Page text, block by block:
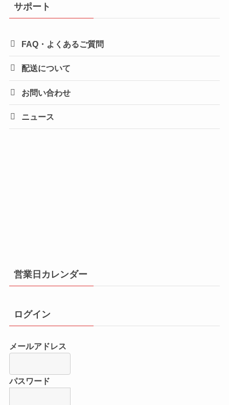
サポート
FAQ・よくあるご質問
配送について
お問い合わせ
ニュース
営業日カレンダー
ログイン
メールアドレス
パスワード